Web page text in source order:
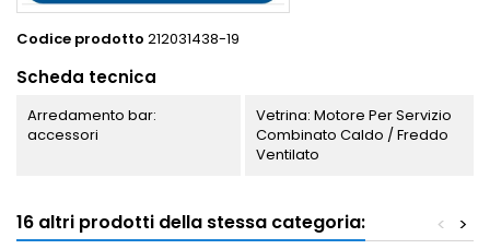
Codice prodotto 212031438-19
Scheda tecnica
Arredamento bar:
accessori
Vetrina: Motore Per Servizio
Combinato Caldo / Freddo
Ventilato
16 altri prodotti della stessa categoria: >
<